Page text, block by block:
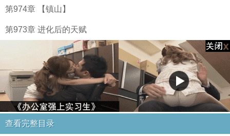
第974章 【镇山】
第973章 进化后的天赋
查看完整目录